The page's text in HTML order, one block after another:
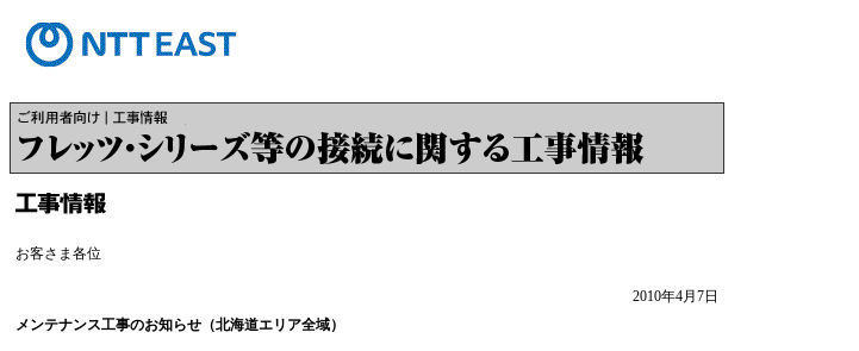
お客さま各位
2010年4月7日
メンテナンス工事のお知らせ（北海道エリア全域）